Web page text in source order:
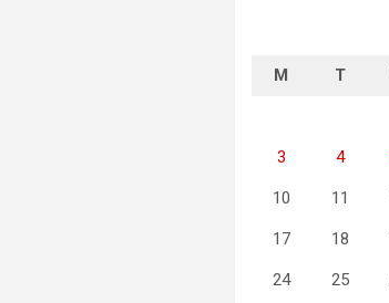
M T
3 4
10 11
17 18
24 25